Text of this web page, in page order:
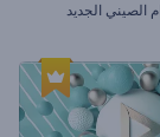
الصيني الجديد